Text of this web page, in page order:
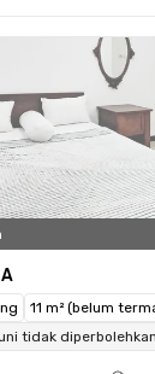
11 m² (belum
tidak diperbolehkan